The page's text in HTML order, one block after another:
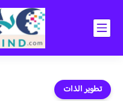
تطوير الذات